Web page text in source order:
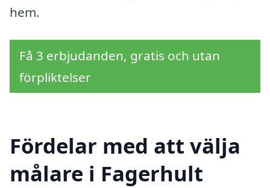
hem.
Få 3 erbjudanden, gratis och utan
förpliktelser
Fördelar med att välja
målare i Fagerhult